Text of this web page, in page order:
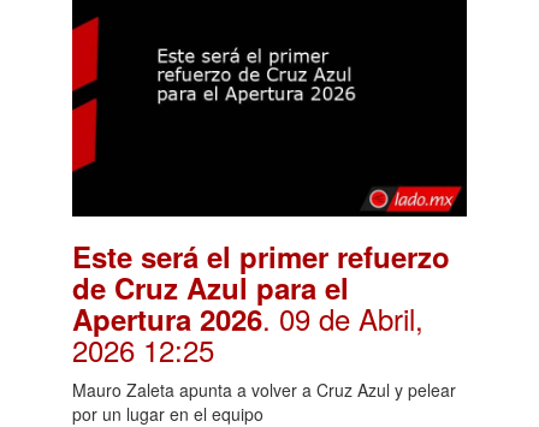
Este será el primer refuerzo
de Cruz Azul para el
Apertura 2026. 09 de Abril,
2026 12:25
Mauro Zaleta apunta a volver a Cruz Azul y pelear
por un lugar en el equipo